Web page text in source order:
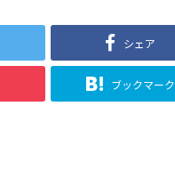
シェア
ブックマーク